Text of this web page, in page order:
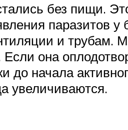
без пищи.
паразитов
и трубам.
она
до начала
увеличиваются.